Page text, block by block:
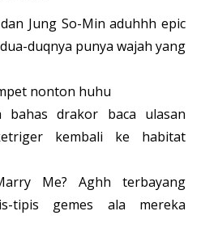
Jung So-Min aduhhh epic
duqnya punya wajah yang
nonton huhu
bahas drakor baca ulasan
kembali ke habitat
Me? Aghh terbayang
tipis gemes ala mereka